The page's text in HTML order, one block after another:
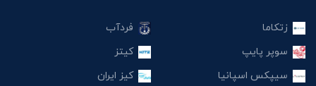
زتکاما
سوپر پایپ
سیپکس اسپانیا
فردآب
کیتز
کیز ایران